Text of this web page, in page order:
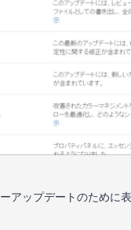
アップデートのために